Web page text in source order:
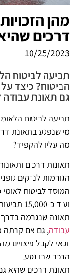
מהן
דרכים
10/25/2023
תביעה לביטוח
הביטוח? כיצד
גם תאונת עבודה
תביעה לביטוח
מי שנפגע בתאונת
מה עליו להקפיד?
תאונות דרכים
ועוד כ-15,000 תביעות בגין תאונות דרכים.
תאונה שנגרמה
עבודה, גם אם קרתה
זכאי לקבל פיצויים
הרכב שבו נסע.
תאונת דרכים שהיא